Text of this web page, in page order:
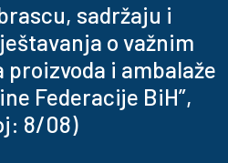
sadržaju i
o važnim
i ambalaže
Federacije BiH”,
8/08)